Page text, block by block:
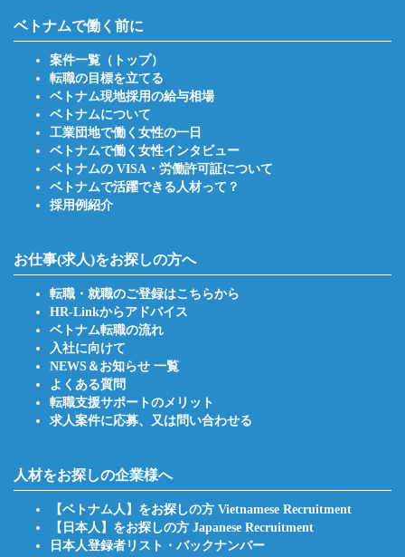
ベトナムで働く前に
案件一覧（トップ）
転職の目標を立てる
ベトナム現地採用の給与相場
ベトナムについて
工業団地で働く女性の一日
ベトナムで働く女性インタビュー
ベトナムの VISA・労働許可証について
ベトナムで活躍できる人材って？
採用例紹介
お仕事(求人)をお探しの方へ
転職・就職のご登録はこちらから
HR-Linkからアドバイス
ベトナム転職の流れ
入社に向けて
NEWS＆お知らせ 一覧
よくある質問
転職支援サポートのメリット
求人案件に応募、又は問い合わせる
人材をお探しの企業様へ
【ベトナム人】をお探しの方 Vietnamese Recruitment
【日本人】をお探しの方 Japanese Recruitment
日本人登録者リスト・バックナンバー